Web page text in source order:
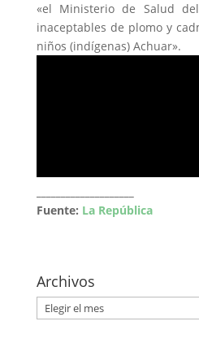
«el Ministerio de Salud
inaceptables de plomo y
niños (indígenas) Achuar».
Fuente: La República
Archivos
Archivos